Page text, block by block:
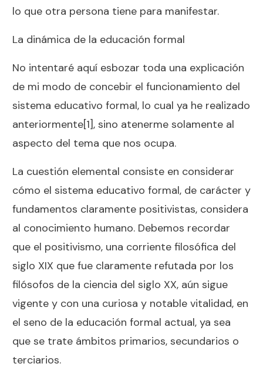
lo que otra persona tiene para manifestar.
La dinámica de la educación formal
No intentaré aquí esbozar toda una explicación
de mi modo de concebir el funcionamiento del
sistema educativo formal, lo cual ya he realizado
anteriormente[1], sino atenerme solamente al
aspecto del tema que nos ocupa.
La cuestión elemental consiste en considerar
cómo el sistema educativo formal, de carácter y
fundamentos claramente positivistas, considera
al conocimiento humano. Debemos recordar
que el positivismo, una corriente filosófica del
siglo XIX que fue claramente refutada por los
filósofos de la ciencia del siglo XX, aún sigue
vigente y con una curiosa y notable vitalidad, en
el seno de la educación formal actual, ya sea
que se trate ámbitos primarios, secundarios o
terciarios.